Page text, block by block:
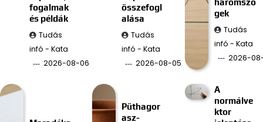
fogalmak
és példák
Tudás
infó - Kata
2026-08-06
összefogl
alása
Tudás
infó - Kata
2026-08-05
gek
Tudás
infó - Kata
2026-
Püthagor
asz-
A
normálve
ktor